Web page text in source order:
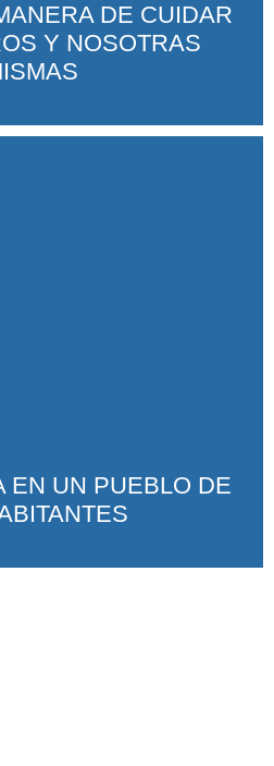
DE CUIDAR
Y NOSOTRAS
EN UN PUEBLO DE